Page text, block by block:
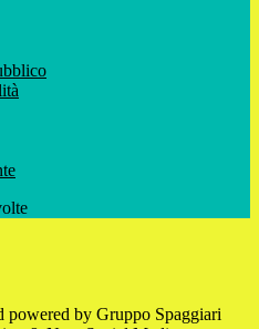
powered by Gruppo Spaggiari